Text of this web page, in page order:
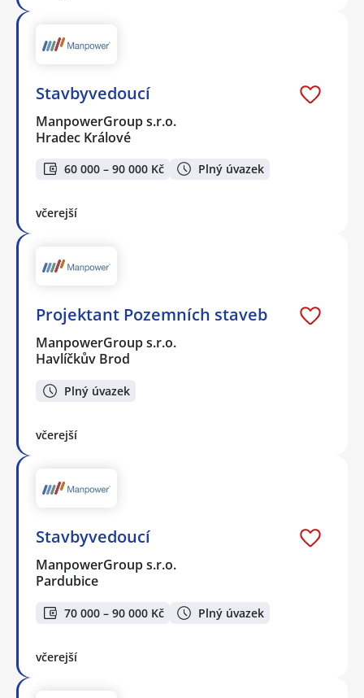
Stavbyvedoucí
ManpowerGroup s.r.o.
Hradec Králové
60 000 – 90 000 Kč Plný úvazek
včerejší
Projektant Pozemních staveb
ManpowerGroup s.r.o.
Havlíčkův Brod
Plný úvazek
včerejší
Stavbyvedoucí
ManpowerGroup s.r.o.
Pardubice
70 000 – 90 000 Kč Plný úvazek
včerejší